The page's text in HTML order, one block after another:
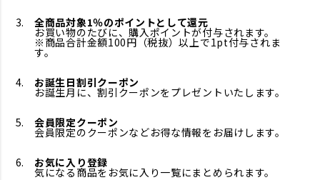
全商品対象1％のポイントとして還元
お買い物のたびに、購入ポイントが付与されます。
※商品合計金額100円（税抜）以上で1pt付与されま
す。
お誕生日割引クーポン
お誕生月に、割引クーポンをプレゼントいたします。
会員限定クーポン
会員限定のクーポンなどお得な情報をお届けします。
お気に入り登録
気になる商品をお気に入り一覧にまとめられます。